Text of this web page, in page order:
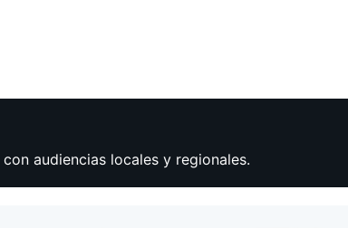
audiencias locales y regionales.